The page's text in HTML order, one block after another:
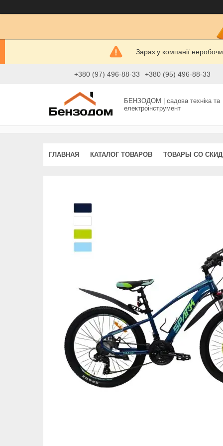
Зараз у компанії
+380 (97) 496-88-33 +380 (95) 496-88-33
БЕНЗОДОМ | садова техніка та
електроінструмент
ГЛАВНАЯ КАТАЛОГ ТОВАРОВ ТОВАРЫ СО